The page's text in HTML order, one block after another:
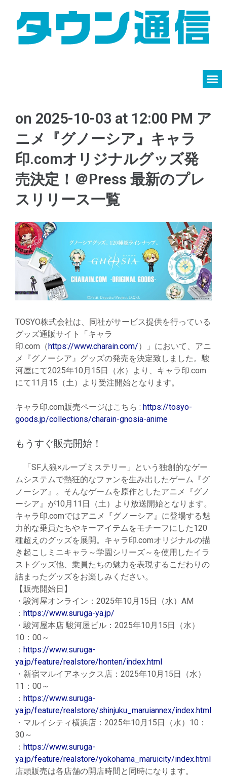
on 2025-10-03 at 12:00 PM ア
ニメ『グノーシア』キャラ
印.comオリジナルグッズ発
売決定！​＠Press 最新のプレ
スリリース一覧
TOSYO株式会社は、同社がサービス提供を行っている
グッズ通販サイト「キャラ
印.com（ https://www.charain.com/）」において、アニ
メ『グノーシア』グッズの発売を決定致しました。駿
河屋にて2025年10月15日（水）より、キャラ印.com
にて11月15（土）より受注開始となります。
キャラ印.com販売ページはこちら : https://tosyo-
goods.jp/collections/charain-gnosia-anime
もうすぐ販売開始！
「SF人狼×ループミステリー」という独創的なゲー
ムシステムで熱狂的なファンを生み出したゲーム『グ
ノーシア』。そんなゲームを原作としたアニメ『グノ
ーシア』が10月11日（土）より放送開始となります。
キャラ印.comではアニメ『グノーシア』に登場する魅
力的な乗員たちやキーアイテムをモチーフにした120
種超えのグッズを展開。キャラ印.comオリジナルの描
き起こしミニキャラ～学園シリーズ～を使用したイラ
ストグッズ他、乗員たちの魅力を表現するこだわりの
詰まったグッズをお楽しみください。
【販売開始日】
・駿河屋オンライン：2025年10月15日（水）AM
： https://www.suruga-ya.jp/
・駿河屋本店 駿河屋ビル：2025年10月15日（水）
10：00～
： https://www.suruga-
ya.jp/feature/realstore/honten/index.html
・新宿マルイアネックス店：2025年10月15日（水）
11：00～
： https://www.suruga-
ya.jp/feature/realstore/shinjuku_maruiannex/index.html
・マルイシティ横浜店：2025年10月15日（水）10：
30～
： https://www.suruga-
ya.jp/feature/realstore/yokohama_maruicity/index.html
店頭販売は各店舗の開店時間と同時になります。